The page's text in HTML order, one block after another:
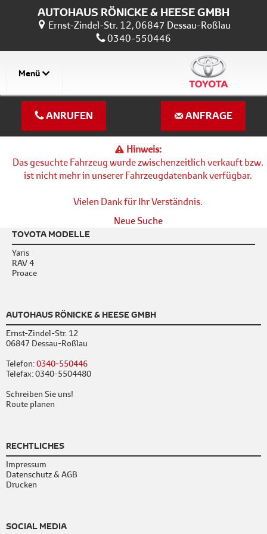
AUTOHAUS RÖNICKE & HEESE GMBH
Ernst-Zindel-Str. 12, 06847 Dessau-Roßlau
0340-550446
Menü
ANRUFEN ANFRAGE
Hinweis:
Das gesuchte Fahrzeug wurde zwischenzeitlich verkauft bzw.
ist nicht mehr in unserer Fahrzeugdatenbank verfügbar.
Vielen Dank für Ihr Verständnis.
Neue Suche
TOYOTA MODELLE
Yaris
RAV 4
Proace
AUTOHAUS RÖNICKE & HEESE GMBH
Ernst-Zindel-Str. 12
06847 Dessau-Roßlau
Telefon:0340-550446
Telefax: 0340-5504480
Schreiben Sie uns!
Route planen
RECHTLICHES
Impressum
Datenschutz & AGB
Drucken
SOCIAL MEDIA